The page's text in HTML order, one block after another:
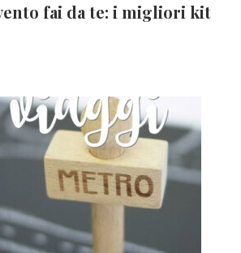
fai da te: i migliori kit